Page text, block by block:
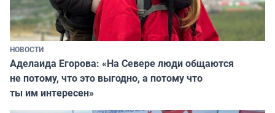
НОВОСТИ
Аделаида Егорова: «На Севере люди общаются
не потому, что это выгодно, а потому что
ты им интересен»